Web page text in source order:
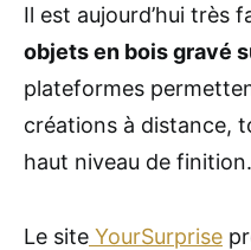
Il est aujourd’hui très
objets en bois gravé
plateformes
créations à distance,
haut niveau de finition.
Le site YourSurprise